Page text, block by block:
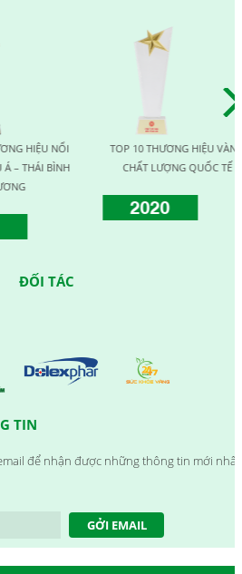
NỔI
BÌNH
TOP 10 THƯƠNG HIỆU VÀNG
CHẤT LƯỢNG QUỐC TẾ
ĐỐI TÁC
TIN
để nhận được những thông tin mới nhất
GỞI EMAIL